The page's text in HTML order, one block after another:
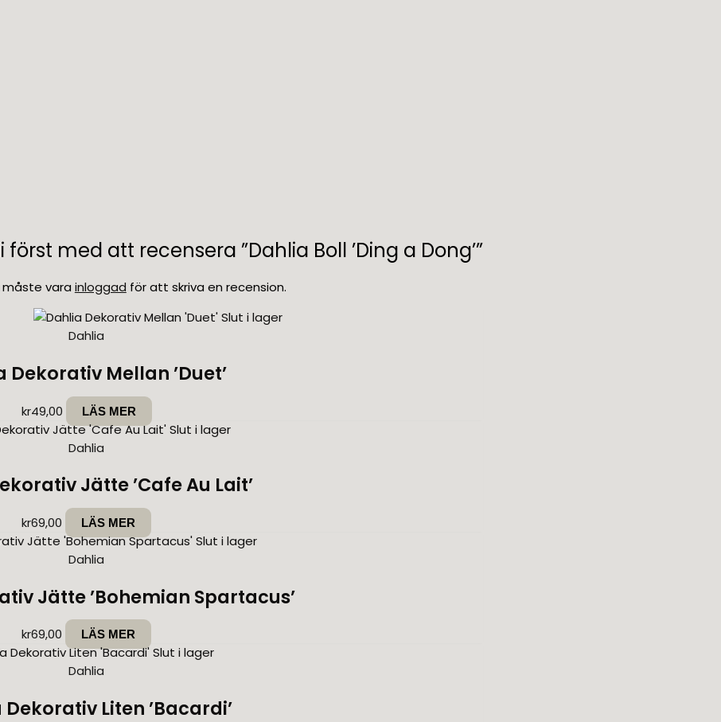
först med att recensera ”Dahlia Boll ’Ding a Dong’”
måste vara inloggad för att skriva en recension.
Slut i lager
Dahlia
Dekorativ Mellan ’Duet’
kr49,00 LÄS MER
Slut i lager
Dahlia
Jätte ’Cafe Au Lait’
kr69,00 LÄS MER
Slut i lager
Dahlia
Jätte ’Bohemian Spartacus’
kr69,00 LÄS MER
Slut i lager
Dahlia
Liten ’Bacardi’